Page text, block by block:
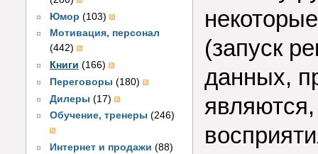
Юмор (103)
Мотивация, персонал
(442)
Книги (166)
Переговоры (180)
Дилеры (17)
Обучение, тренеры (246)
Интернет и продажи (88)
(запуск
данных,